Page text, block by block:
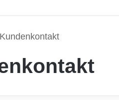
Kundenkontakt